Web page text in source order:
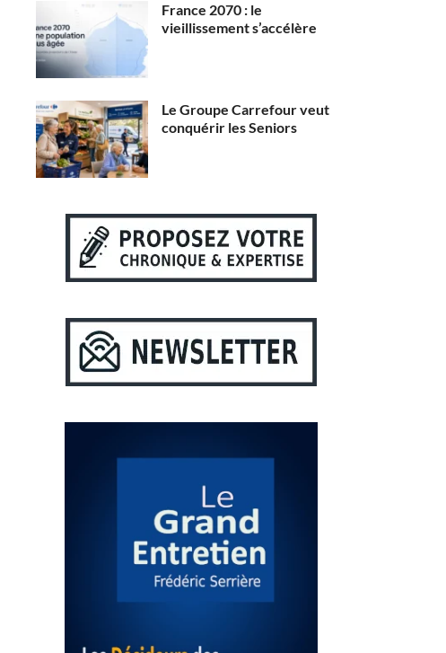
France 2070 : le
vieillissement s’accélère
Le Groupe Carrefour veut
conquérir les Seniors